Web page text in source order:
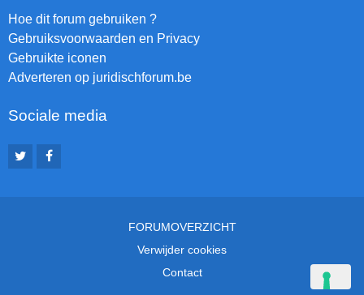
Hoe dit forum gebruiken ?
Gebruiksvoorwaarden en Privacy
Gebruikte iconen
Adverteren op juridischforum.be
Sociale media
FORUMOVERZICHT
Verwijder cookies
Contact